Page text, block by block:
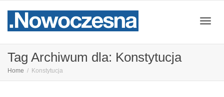
Tag Archiwum dla: Konstytucja
Home Konstytucja